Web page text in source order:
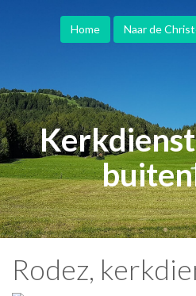
Home Naar de
Rodez,